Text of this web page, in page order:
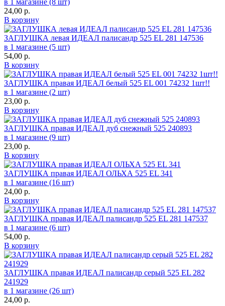
24,00 р.
В корзину
ЗАГЛУШКА левая ИДЕАЛ палисандр 525 EL 281 147536
в 1 магазине (5 шт)
54,00 р.
В корзину
ЗАГЛУШКА правая ИДЕАЛ белый 525 EL 001 74232 1шт!!
в 1 магазине (2 шт)
23,00 р.
В корзину
ЗАГЛУШКА правая ИДЕАЛ дуб снежный 525 240893
в 1 магазине (9 шт)
23,00 р.
В корзину
ЗАГЛУШКА правая ИДЕАЛ ОЛЬХА 525 EL 341
в 1 магазине (16 шт)
24,00 р.
В корзину
ЗАГЛУШКА правая ИДЕАЛ палисандр 525 EL 281 147537
в 1 магазине (6 шт)
54,00 р.
В корзину
ЗАГЛУШКА правая ИДЕАЛ палисандр серый 525 EL 282
241929
в 1 магазине (26 шт)
24,00 р.